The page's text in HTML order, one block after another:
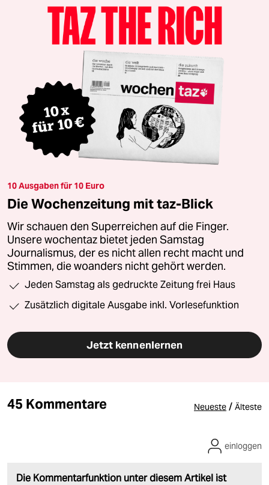
10 Ausgaben für 10 Euro
Die Wochenzeitung mit taz-Blick
Wir schauen den Superreichen auf die Finger.
Unsere wochentaz bietet jeden Samstag
Journalismus, der es nicht allen recht macht und
Stimmen, die woanders nicht gehört werden.
Jeden Samstag als gedruckte Zeitung frei Haus
Zusätzlich digitale Ausgabe inkl. Vorlesefunktion
Jetzt kennenlernen
45 Kommentare Neueste / Älteste
Die Kommentarfunktion unter diesem Artikel ist
einloggen